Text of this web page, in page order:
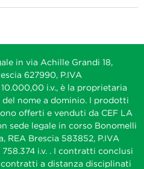
in via Achille Grandi 18,
627990, P.IVA
i.v., è la proprietaria
nome a dominio. I prodotti
offerti e venduti da CEF LA
sede legale in corso Bonomelli
REA Brescia 583852, P.IVA
i.v. . I contratti conclusi
a distanza disciplinati